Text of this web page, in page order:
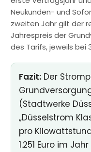
Neukunden- und
zweiten Jahr gilt der
Jahrespreis der
des Tarifs, jeweils bei
Fazit: Der
(Stadtwerke
„Düsselstrom
pro
1.251 Euro im